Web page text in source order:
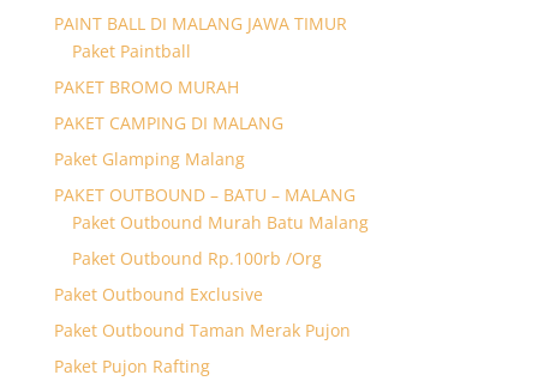
PAINT BALL DI MALANG JAWA TIMUR
Paket Paintball
PAKET BROMO MURAH
PAKET CAMPING DI MALANG
Paket Glamping Malang
PAKET OUTBOUND – BATU – MALANG
Paket Outbound Murah Batu Malang
Paket Outbound Rp.100rb /Org
Paket Outbound Exclusive
Paket Outbound Taman Merak Pujon
Paket Pujon Rafting